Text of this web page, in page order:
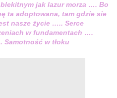
jak lazur morza …. Bo
ta adoptowana, tam gdzie sie
nasze życie ….. Serce
w fundamentach ….
Samotność w tłoku